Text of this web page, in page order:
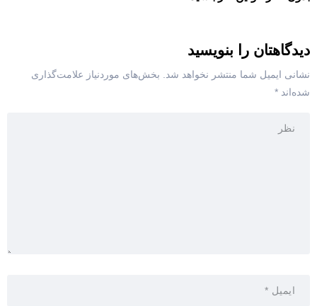
دیدگاهتان را بنویسید
نشانی ایمیل شما منتشر نخواهد شد.
بخش‌های موردنیاز علامت‌گذاری
شده‌اند *